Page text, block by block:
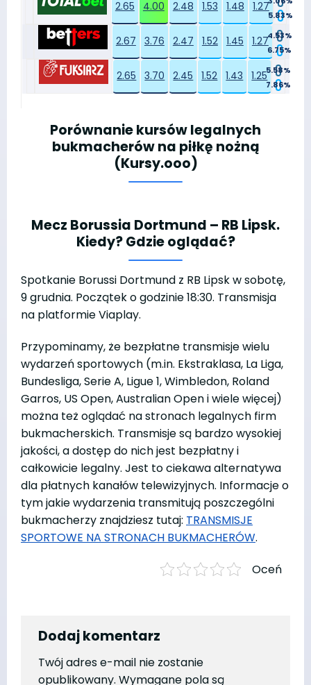
2.65 4.00 2.48 1.53 1.48 1.27
5.83%
2.67 3.76 2.47 1.52 1.45 1.274.53%
6.75%
2.65 3.70 2.45 1.52 1.43 1.255.58%
7.86%
Porównanie kursów legalnych
bukmacherów na piłkę nożną
(Kursy.ooo)
Mecz Borussia Dortmund – RB Lipsk.
Kiedy? Gdzie oglądać?
Spotkanie Borussi Dortmund z RB Lipsk w sobotę,
9 grudnia. Początek o godzinie 18:30. Transmisja
na platformie Viaplay.
Przypominamy, że bezpłatne transmisje wielu
wydarzeń sportowych (m.in. Ekstraklasa, La Liga,
Bundesliga, Serie A, Ligue 1, Wimbledon, Roland
Garros, US Open, Australian Open i wiele więcej)
można też oglądać na stronach legalnych firm
bukmacherskich. Transmisje są bardzo wysokiej
jakości, a dostęp do nich jest bezpłatny i
całkowicie legalny. Jest to ciekawa alternatywa
dla płatnych kanałów telewizyjnych. Informacje o
tym jakie wydarzenia transmitują poszczególni
bukmacherzy znajdziesz tutaj: TRANSMISJE
SPORTOWE NA STRONACH BUKMACHERÓW.
Oceń
Dodaj komentarz
Twój adres e-mail nie zostanie
opublikowany. Wymagane pola są